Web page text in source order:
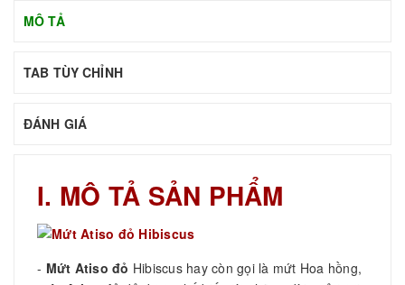
MÔ TẢ
TAB TÙY CHỈNH
ĐÁNH GIÁ
I. MÔ TẢ SẢN PHẨM
- Mứt Atiso đỏ Hibiscus hay còn gọi là mứt Hoa hồng,